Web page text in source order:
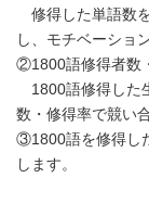
修得した単語数
し、モチベーショ
②1800語修得者数
1800語修得した
数・修得率で競い
③1800語を修得し
します。